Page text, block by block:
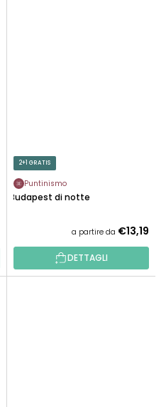
2+1 GRATIS
Puntinismo
Budapest di notte
a partire da €13,19
DETTAGLI